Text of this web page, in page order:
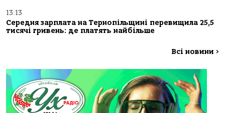
13:13
Середня зарплата на Тернопільщині перевищила 25,5
тисячі гривень: де платять найбільше
Всі новини >